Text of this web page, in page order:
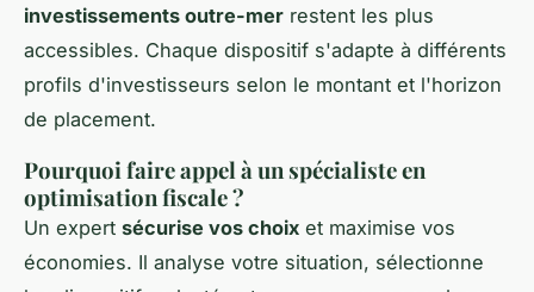
investissements outre-mer restent les plus
accessibles. Chaque dispositif s'adapte à différents
profils d'investisseurs selon le montant et l'horizon
de placement.
Pourquoi faire appel à un spécialiste en
optimisation fiscale ?
Un expert sécurise vos choix et maximise vos
économies. Il analyse votre situation, sélectionne